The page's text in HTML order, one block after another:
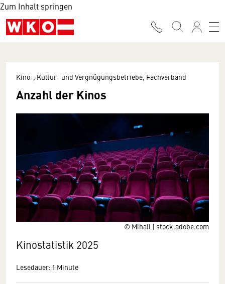
Zum Inhalt springen
© Mihail | stock.adobe.com
Kino-, Kultur- und Vergnügungsbetriebe, Fachverband
Anzahl der Kinos
Kinostatistik 2025
Lesedauer: 1 Minute